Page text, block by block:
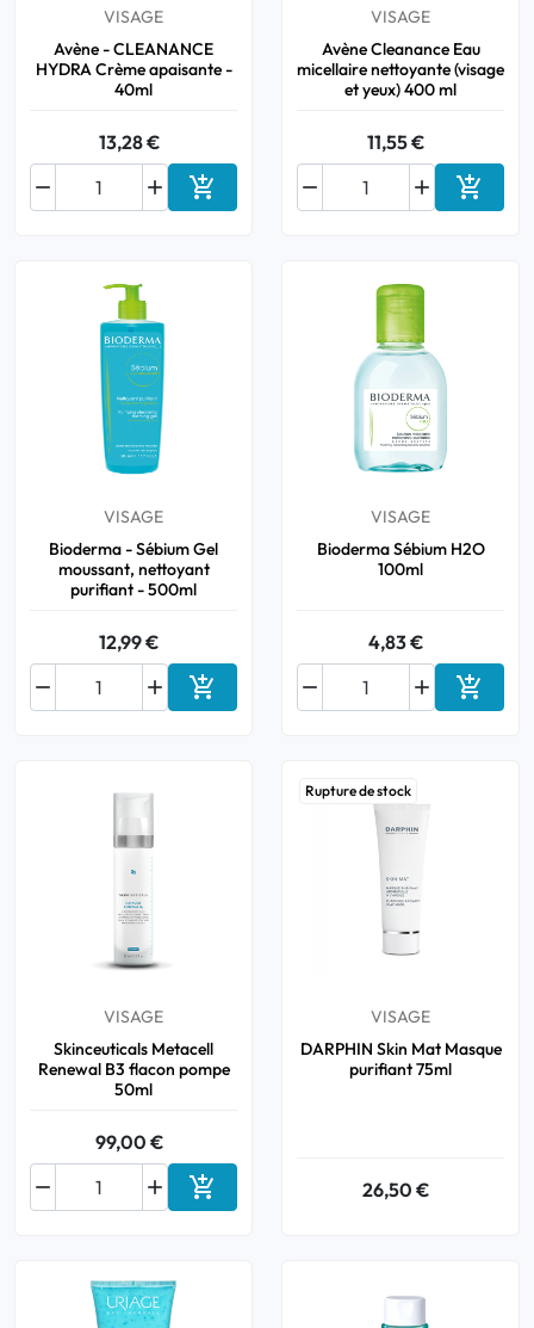
VISAGE
Avène - CLEANANCE
HYDRA Crème apaisante -
40ml
13,28 €

 Ajouter au panier
VISAGE
Avène Cleanance Eau
micellaire nettoyante (visage
et yeux) 400 ml
11,55 €

 
VISAGE
Bioderma - Sébium Gel
moussant, nettoyant
purifiant - 500ml
12,99 €

 Ajouter au panier
VISAGE
Bioderma Sébium H2O
100ml
4,83 €

 
VISAGE
Skinceuticals Metacell
Renewal B3 flacon pompe
50ml
99,00 €

 Ajouter au panier
Rupture de stock
VISAGE
DARPHIN Skin Mat Masque
purifiant 75ml
26,50 €